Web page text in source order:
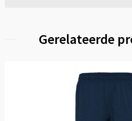
Gerelateerde